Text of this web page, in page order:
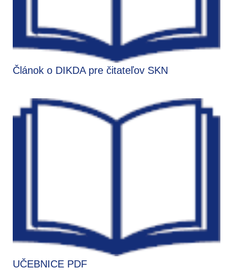
Článok o DIKDA pre čitateľov SKN
UČEBNICE PDF